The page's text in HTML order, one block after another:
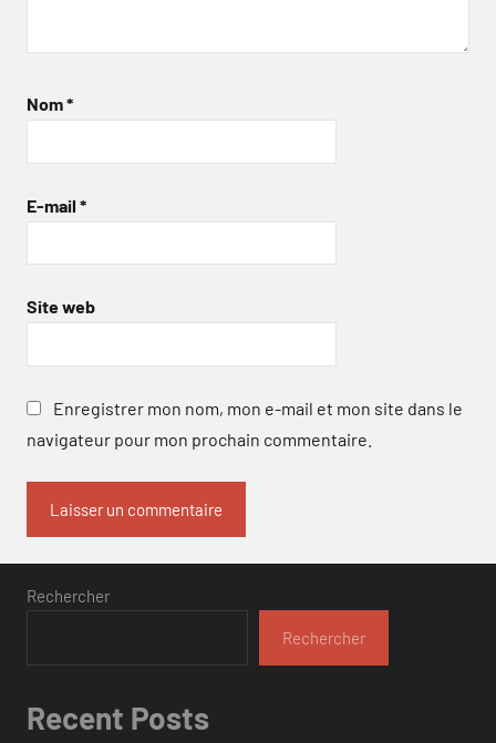
Nom*
E-mail *
Site web
Enregistrer mon nom, mon e-mail et mon site dans le
navigateur pour mon prochain commentaire.
Rechercher
Rechercher
Recent Posts